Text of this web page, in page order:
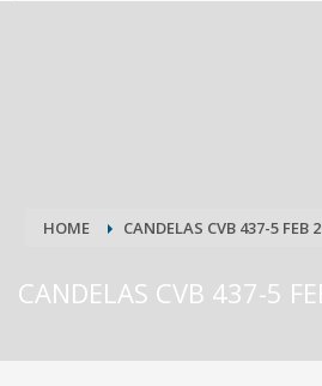
HOME CANDELAS CVB 437-5 FEB
CANDELAS CVB 437-5